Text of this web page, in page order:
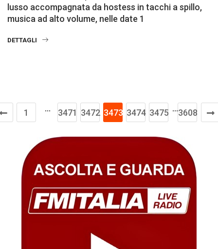
lusso accompagnata da hostess in tacchi a spillo,
musica ad alto volume, nelle date 1
DETTAGLI
1 … 3471 3472 3473 3474 3475 …3608